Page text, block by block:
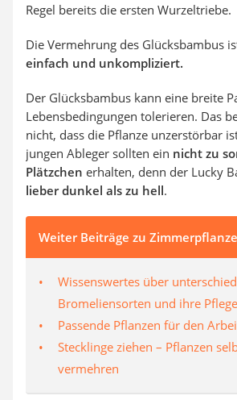
Regel bereits die ersten Wurzeltriebe.
Die Vermehrung des Glücksbambus
einfach und unkompliziert.
Der Glücksbambus kann eine breite
Lebensbedingungen tolerieren. Das
nicht, dass die Pflanze unzerstörbar
jungen Ableger sollten ein nicht zu
Plätzchen erhalten, denn der Lucky
lieber dunkel als zu hell.
Weiter Beiträge zu
Wissenswertes über
Bromeliensorten und ihre Pflege
Passende Pflanzen für den
Stecklinge ziehen – Pflanzen
vermehren